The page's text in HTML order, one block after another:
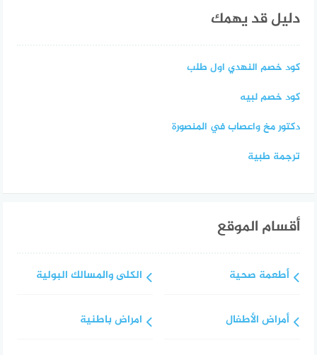
دليل قد يهمك
كود خصم النهدي اول طلب
كود خصم لبيه
دكتور مخ واعصاب في المنصورة
ترجمة طبية
أقسام الموقع
أطعمة صحية
أمراض الأطفال
الكلى والمسالك البولية
امراض باطنية